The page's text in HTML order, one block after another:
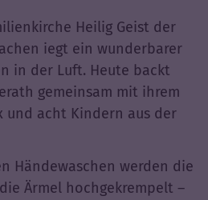
Heilig Geist der
iegt ein wunderbarer
in der Luft. Heute backt
gemeinsam mit ihrem
und acht Kindern aus der
Händewaschen werden die
Ärmel hochgekrempelt –